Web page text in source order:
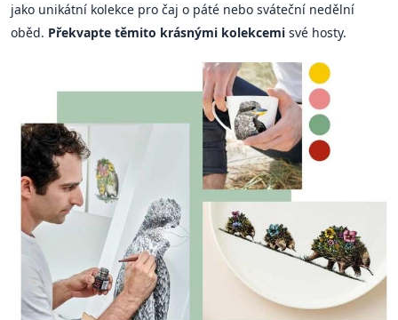
jako unikátní kolekce pro čaj o páté nebo sváteční nedělní
oběd. Překvapte těmito krásnými kolekcemi své hosty.